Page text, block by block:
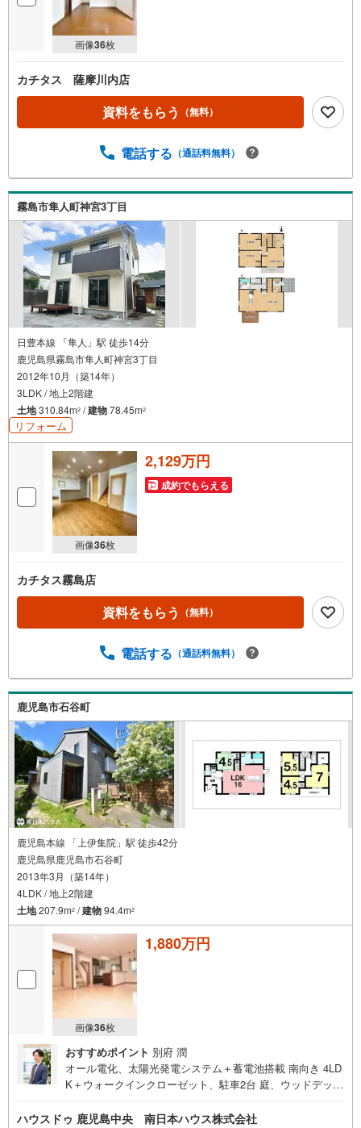
画像36枚
カチタス 薩摩川内店
資料をもらう （無料）
電話する （通話料無料）
霧島市隼人町神宮3丁目
日豊本線 「隼人」駅 徒歩14分
鹿児島県霧島市隼人町神宮3丁目
2012年10月（築14年）
3LDK / 地上2階建
土地310.84m2 /建物78.45m2
リフォーム
画像36枚
2,129万円
成約でもらえる
カチタス霧島店
資料をもらう （無料）
電話する （通話料無料）
鹿児島市石谷町
鹿児島本線 「上伊集院」駅 徒歩42分
鹿児島県鹿児島市石谷町
2013年3月（築14年）
4LDK / 地上2階建
土地207.9m2 /建物94.4m2
画像36枚
1,880万円
おすすめポイント 別府 潤
オール電化、太陽光発電システム＋蓄電池搭載 南向き 4LD
K＋ウォークインクローゼット、駐車2台 庭、ウッドデッキ
■周辺環境■・タイヨー松元店まで徒歩6分・石谷小学校ま
ハウスドゥ 鹿児島中央 南日本ハウス株式会社